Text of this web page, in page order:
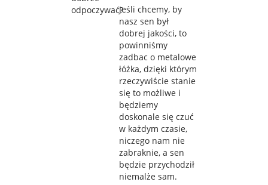
Jeśli chcemy, by
nasz sen był
dobrej jakości, to
powinniśmy
zadbac o metalowe
łóżka, dzięki którym
rzeczywiście stanie
się to możliwe i
będziemy
doskonale się czuć
w każdym czasie,
niczego nam nie
zabraknie, a sen
będzie przychodził
niemalże sam.